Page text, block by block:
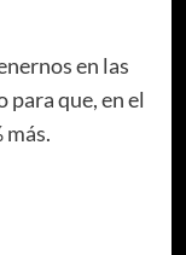
en las
que, en el
más.